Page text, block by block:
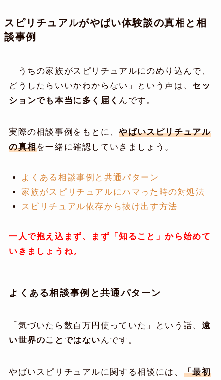
スピリチュアルがやばい体験談の真相と相
談事例
「うちの家族がスピリチュアルにのめり込んで、
どうしたらいいかわからない」という声は、 セッ
ションでも本当に多く届く んです。
実際の相談事例をもとに、やばいスピリチュアル
の真相を一緒に確認していきましょう。
よくある相談事例と共通パターン
家族がスピリチュアルにハマった時の対処法
スピリチュアル依存から抜け出す方法
一人で抱え込まず、まず「知ること」から始めて
いきましょうね。
よくある相談事例と共通パターン
「気づいたら数百万円使っていた」という話、 遠
い世界のことではない んです。
やばいスピリチュアルに関する相談には、 「最初